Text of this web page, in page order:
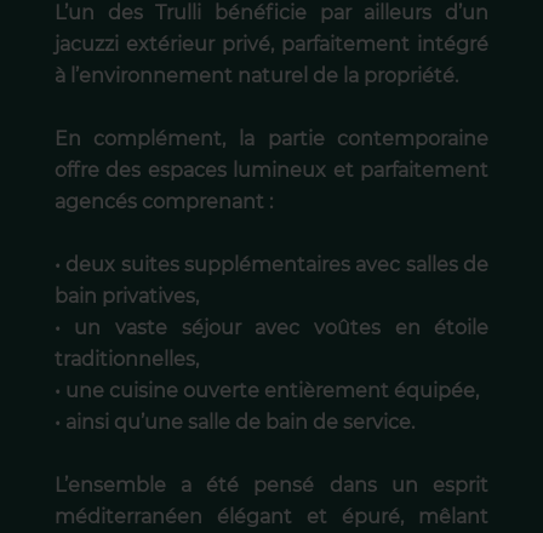
L’un des Trulli bénéficie par ailleurs d’un
jacuzzi extérieur privé, parfaitement intégré
à l’environnement naturel de la propriété.
En complément, la partie contemporaine
offre des espaces lumineux et parfaitement
agencés comprenant :
• deux suites supplémentaires avec salles de
bain privatives,
• un vaste séjour avec voûtes en étoile
traditionnelles,
• une cuisine ouverte entièrement équipée,
• ainsi qu’une salle de bain de service.
L’ensemble a été pensé dans un esprit
méditerranéen élégant et épuré, mêlant